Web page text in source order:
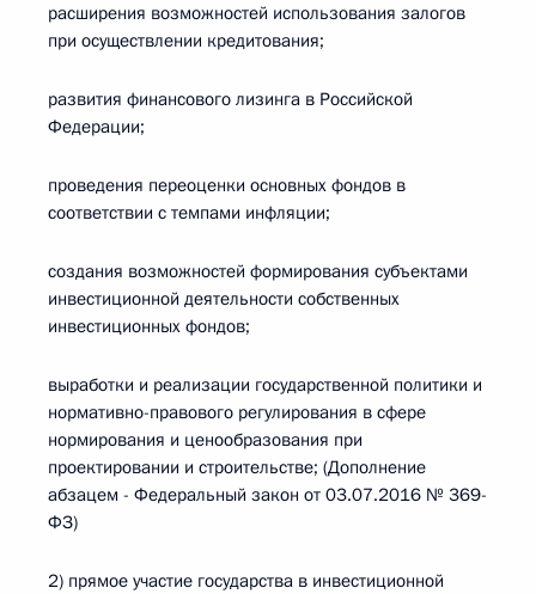
расширения возможностей использования залогов
при осуществлении кредитования;
развития финансового лизинга в Российской
Федерации;
проведения переоценки основных фондов в
соответствии с темпами инфляции;
создания возможностей формирования субъектами
инвестиционной деятельности собственных
инвестиционных фондов;
выработки и реализации государственной политики и
нормативно-правового регулирования в сфере
нормирования и ценообразования при
проектировании и строительстве; (Дополнение
абзацем - Федеральный закон от 03.07.2016 № 369-
ФЗ)
2) прямое участие государства в инвестиционной